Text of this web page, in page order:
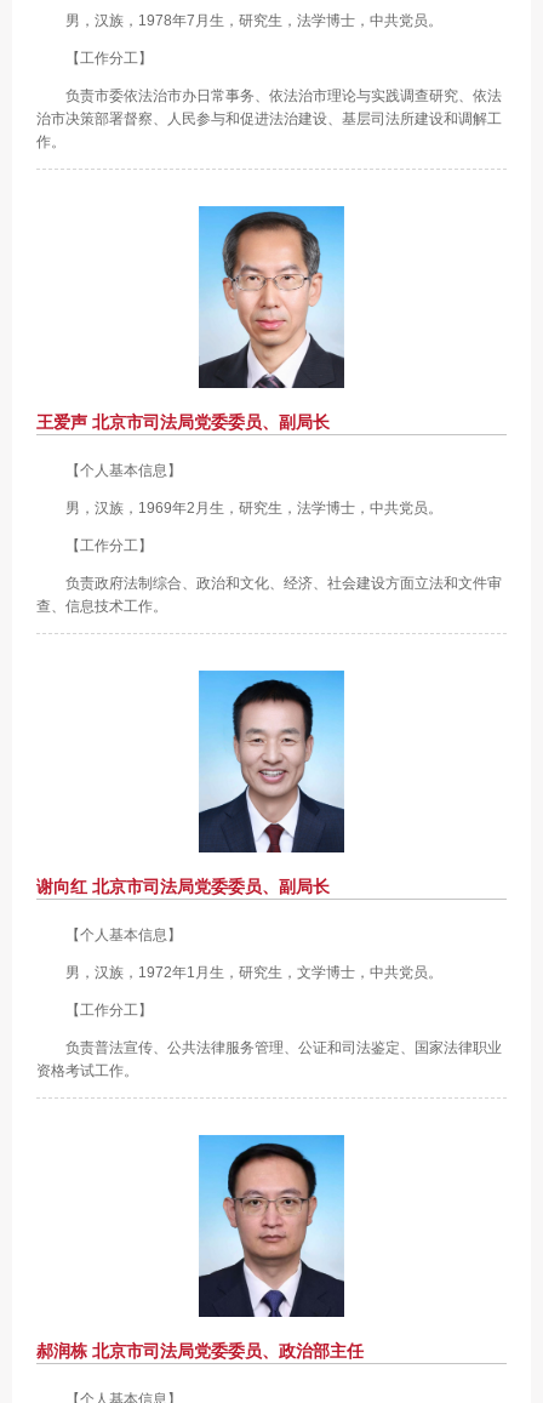
男，汉族，1978年7月生，研究生，法学博士，中共党员。
【工作分工】
负责市委依法治市办日常事务、依法治市理论与实践调查研究、依法
治市决策部署督察、人民参与和促进法治建设、基层司法所建设和调解工
作。
王爱声 北京市司法局党委委员、副局长
【个人基本信息】
男，汉族，1969年2月生，研究生，法学博士，中共党员。
【工作分工】
负责政府法制综合、政治和文化、经济、社会建设方面立法和文件审
查、信息技术工作。
谢向红 北京市司法局党委委员、副局长
【个人基本信息】
男，汉族，1972年1月生，研究生，文学博士，中共党员。
【工作分工】
负责普法宣传、公共法律服务管理、公证和司法鉴定、国家法律职业
资格考试工作。
郝润栋 北京市司法局党委委员、政治部主任
【个人基本信息】